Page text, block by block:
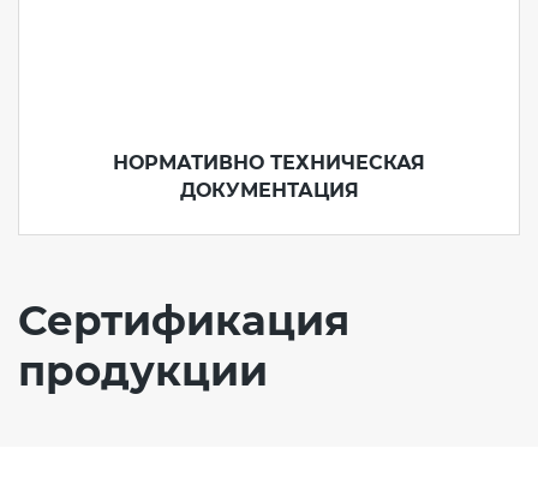
НОРМАТИВНО ТЕХНИЧЕСКАЯ
ДОКУМЕНТАЦИЯ
Сертификация
продукции